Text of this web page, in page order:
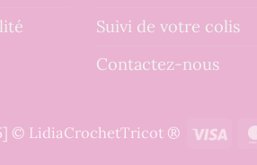
Suivi de votre colis
Contactez-nous
© LidiaCrochetTricot ® Visa